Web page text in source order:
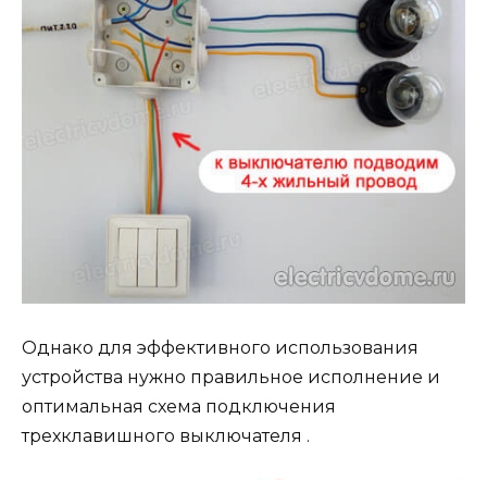
Однако для эффективного использования
устройства нужно правильное исполнение и
оптимальная схема подключения
трехклавишного выключателя .